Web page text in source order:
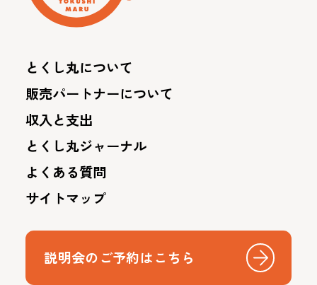
とくし丸について
販売パートナーについて
収入と支出
とくし丸ジャーナル
よくある質問
サイトマップ
説明会のご予約はこちら